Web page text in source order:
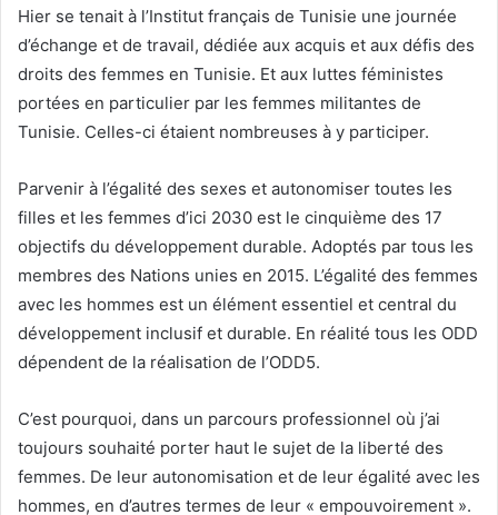
Hier se tenait à l’Institut français de Tunisie une journée
d’échange et de travail, dédiée aux acquis et aux défis des
droits des femmes en Tunisie. Et aux luttes féministes
portées en particulier par les femmes militantes de
Tunisie. Celles-ci étaient nombreuses à y participer.
Parvenir à l’égalité des sexes et autonomiser toutes les
filles et les femmes d’ici 2030 est le cinquième des 17
objectifs du développement durable. Adoptés par tous les
membres des Nations unies en 2015. L’égalité des femmes
avec les hommes est un élément essentiel et central du
développement inclusif et durable. En réalité tous les ODD
dépendent de la réalisation de l’ODD5.
C’est pourquoi, dans un parcours professionnel où j’ai
toujours souhaité porter haut le sujet de la liberté des
femmes. De leur autonomisation et de leur égalité avec les
hommes, en d’autres termes de leur « empouvoirement ».